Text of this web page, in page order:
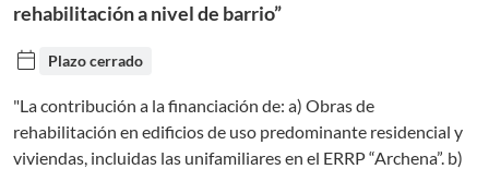
rehabilitación a nivel de barrio”
calendar_today Plazo cerrado
"La contribución a la financiación de: a) Obras de
rehabilitación en edificios de uso predominante residencial y
viviendas, incluidas las unifamiliares en el ERRP “Archena”. b)